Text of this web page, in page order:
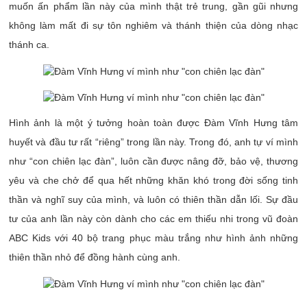
muốn ấn phẩm lần này của mình thật trẻ trung, gần gũi nhưng
không làm mất đi sự tôn nghiêm và thánh thiện của dòng nhạc
thánh ca.
Hình ảnh là một ý tưởng hoàn toàn được Đàm Vĩnh Hưng tâm
huyết và đầu tư rất “riêng” trong lần này. Trong đó, anh tự ví mình
như “con chiên lạc đàn”, luôn cần được nâng đỡ, bảo vệ, thương
yêu và che chở để qua hết những khăn khó trong đời sống tinh
thần và nghĩ suy của mình, và luôn có thiên thần dẫn lối. Sự đầu
tư của anh lần này còn dành cho các em thiếu nhi trong vũ đoàn
ABC Kids với 40 bộ trang phục màu trắng như hình ảnh những
thiên thần nhỏ để đồng hành cùng anh.